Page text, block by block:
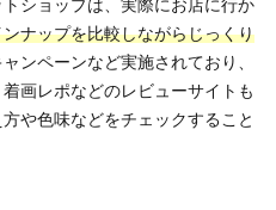
ショップは、実際にお店に行か
ナップを比較しながらじっくり
ンペーンなど実施されており、
画レポなどのレビューサイトも
や色味などをチェックすること